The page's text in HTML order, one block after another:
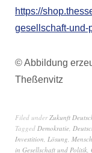
https://
gesellschaft-und-
© Abbildung
Theßenvitz
Filed underZukunft
Tagged Demokratie,
Investition, Lösung, Mensch
in Gesellschaft und Politik,